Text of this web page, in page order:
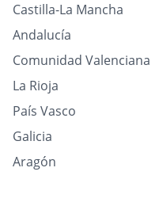
Castilla-La Mancha
Andalucía
Comunidad Valenciana
La Rioja
País Vasco
Galicia
Aragón